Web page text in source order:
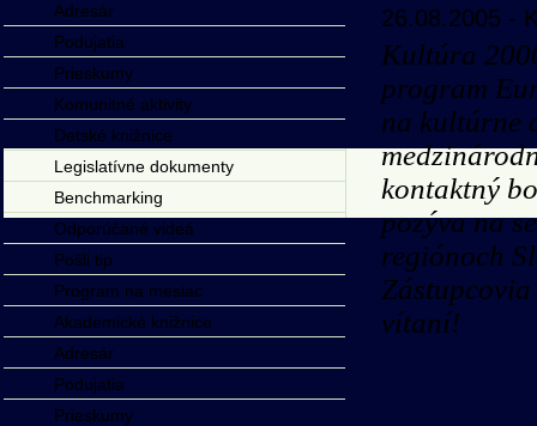
26.08.2005 -
Kultúra
program
na kultúrne
kontaktný
pozýva na
regiónoch
vítaní!
Adresár
Podujatia
Prieskumy
Komunitné aktivity
Detské knižnice
Legislatívne dokumenty
Benchmarking
Odporúčané videá
Pošli tip
Program na mesiac
Akademické knižnice
Adresár
Podujatia
Prieskumy